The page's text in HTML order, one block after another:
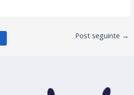
Post seguinte →